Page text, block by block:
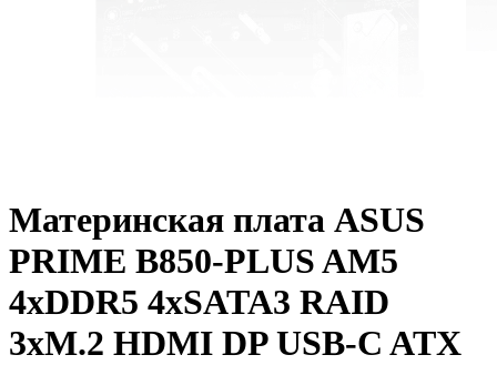
Материнская плата ASUS
PRIME B850-PLUS AM5
4xDDR5 4xSATA3 RAID
3xM.2 HDMI DP USB-C ATX